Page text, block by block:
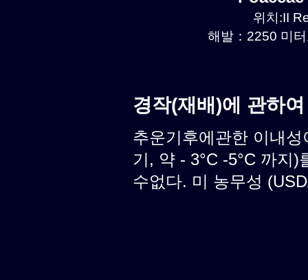
위치:II
해발：2250 미
경작(재배)에 관하
추운기후에관한 이내
기, 약 - 3°C -5°C 까지
수없다. 미 농무성